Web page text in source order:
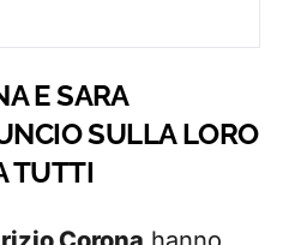
E SARA
SULLA LORO
TUTTI